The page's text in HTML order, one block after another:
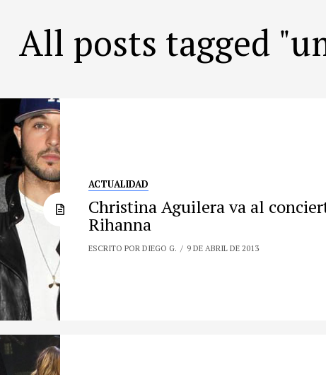
All posts tagged
ACTUALIDAD
Christina Aguilera va al
Rihanna
ESCRITO POR DIEGO G. 9 DE ABRIL DE 2013